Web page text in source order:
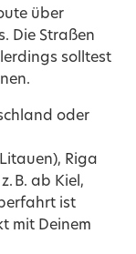
über
Die Straßen
solltest
oder
Riga
B. ab Kiel,
ist
mit Deinem